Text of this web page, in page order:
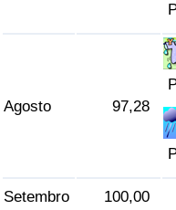
Agosto 97,28
Setembro 100,00